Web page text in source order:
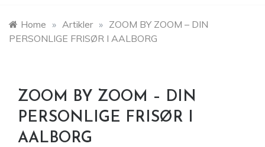
Home » Artikler » ZOOM BY ZOOM – DIN
PERSONLIGE FRISØR I AALBORG
ZOOM BY ZOOM – DIN
PERSONLIGE FRISØR I
AALBORG